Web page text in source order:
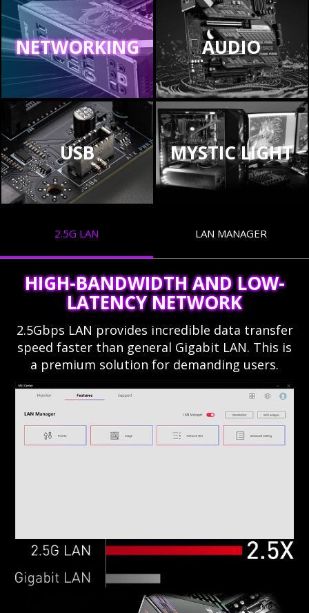
NETWORKING AUDIO
USB MYSTIC LIGHT
2.5G LAN LAN MANAGER
HIGH-BANDWIDTH AND LOW-
LATENCY NETWORK
2.5Gbps LAN provides incredible data transfer
speed faster than general Gigabit LAN. This is
a premium solution for demanding users.